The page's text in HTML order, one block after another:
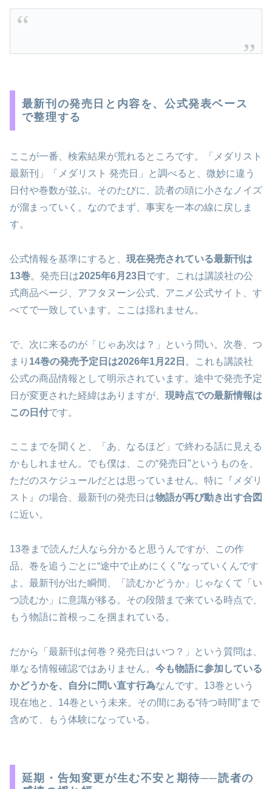
最新刊の発売日と内容を、公式発表ベース
で整理する
ここが一番、検索結果が荒れるところです。「メダリスト
最新刊」「メダリスト 発売日」と調べると、微妙に違う
日付や巻数が並ぶ。そのたびに、読者の頭に小さなノイズ
が溜まっていく。なのでまず、事実を一本の線に戻しま
す。
公式情報を基準にすると、 現在発売されている最新刊は
13巻。発売日は2025年6月23日 です。これは講談社の公
式商品ページ、アフタヌーン公式、アニメ公式サイト、す
べてで一致しています。ここは揺れません。
で、次に来るのが「じゃあ次は？」という問い。次巻、つ
まり 14巻の発売予定日は2026年1月22日 。これも講談社
公式の商品情報として明示されています。途中で発売予定
日が変更された経緯はありますが、 現時点での最新情報は
この日付です。
ここまでを聞くと、「あ、なるほど」で終わる話に見える
かもしれません。でも僕は、この“発売日”というものを、
ただのスケジュールだとは思っていません。特に『メダリ
スト』の場合、最新刊の発売日は物語が再び動き出す合図
に近い。
13巻まで読んだ人なら分かると思うんですが、この作
品、巻を追うごとに“途中で止めにくく”なっていくんです
よ。最新刊が出た瞬間、「読むかどうか」じゃなくて「い
つ読むか」に意識が移る。その段階まで来ている時点で、
もう物語に首根っこを掴まれている。
だから「最新刊は何巻？発売日はいつ？」という質問は、
単なる情報確認ではありません。 今も物語に参加している
かどうかを、自分に問い直す行為なんです。13巻という
現在地と、14巻という未来。その間にある“待つ時間”まで
含めて、もう体験になっている。
延期・告知変更が生む不安と期待──読者の